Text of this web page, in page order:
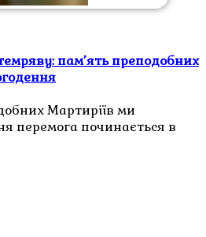
пам’ять преподобних
Мартиріїв ми
перемога починається в